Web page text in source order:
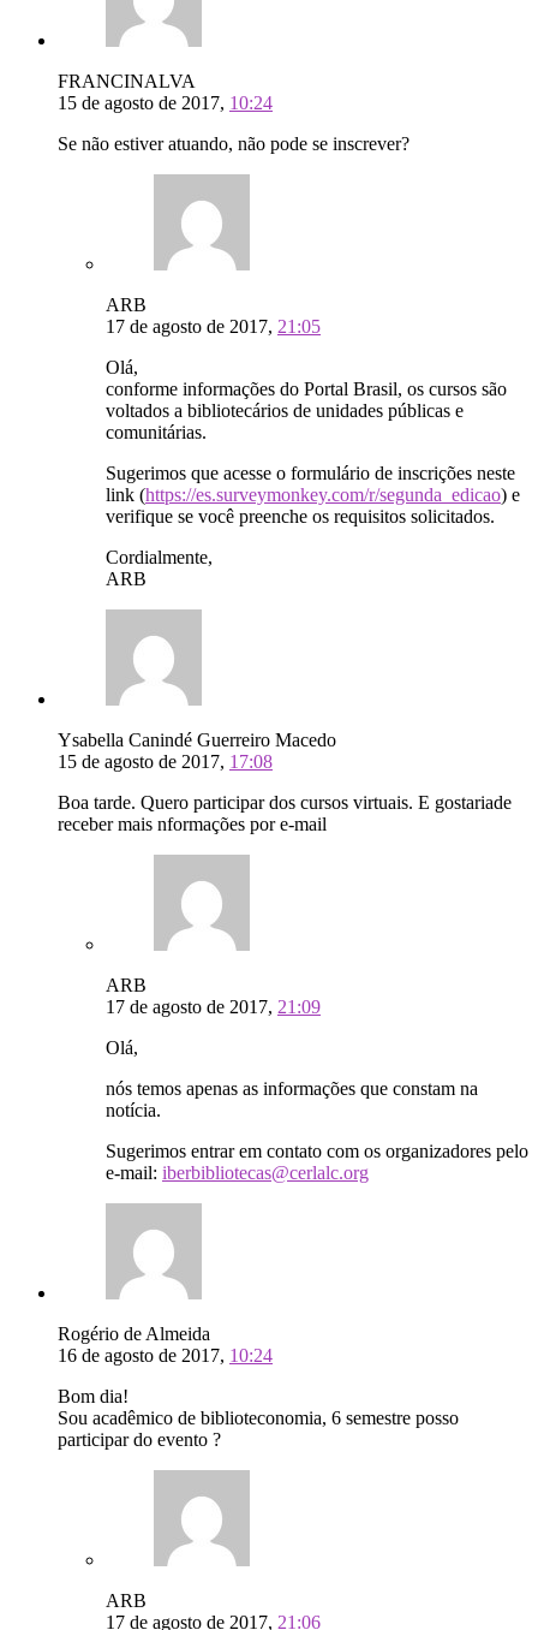
FRANCINALVA
15 de agosto de 2017, 10:24
Se não estiver atuando, não pode se inscrever?
ARB
17 de agosto de 2017, 21:05
Olá,
conforme informações do Portal Brasil, os cursos são
voltados a bibliotecários de unidades públicas e
comunitárias.
Sugerimos que acesse o formulário de inscrições neste
link (https://es.surveymonkey.com/r/segunda_edicao) e
verifique se você preenche os requisitos solicitados.
Cordialmente,
ARB
Ysabella Canindé Guerreiro Macedo
15 de agosto de 2017, 17:08
Boa tarde. Quero participar dos cursos virtuais. E gostariade
receber mais nformações por e-mail
ARB
17 de agosto de 2017, 21:09
Olá,
nós temos apenas as informações que constam na
notícia.
Sugerimos entrar em contato com os organizadores pelo
e-mail: iberbibliotecas@cerlalc.org
Rogério de Almeida
16 de agosto de 2017, 10:24
Bom dia!
Sou acadêmico de biblioteconomia, 6 semestre posso
participar do evento ?
ARB
17 de agosto de 2017, 21:06